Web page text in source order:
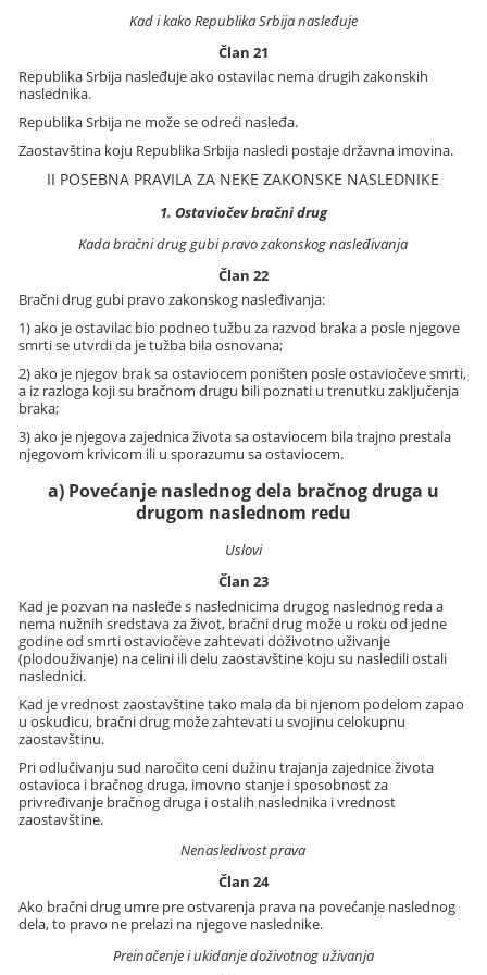
Kad i kako Republika Srbija nasleđuje
Član 21
Republika Srbija nasleđuje ako ostavilac nema drugih zakonskih
naslednika.
Republika Srbija ne može se odreći nasleđa.
Zaostavština koju Republika Srbija nasledi postaje državna imovina.
II POSEBNA PRAVILA ZA NEKE ZAKONSKE NASLEDNIKE
1. Ostaviočev bračni drug
Kada bračni drug gubi pravo zakonskog nasleđivanja
Član 22
Bračni drug gubi pravo zakonskog nasleđivanja:
1) ako je ostavilac bio podneo tužbu za razvod braka a posle njegove
smrti se utvrdi da je tužba bila osnovana;
2) ako je njegov brak sa ostaviocem poništen posle ostaviočeve smrti,
a iz razloga koji su bračnom drugu bili poznati u trenutku zaključenja
braka;
3) ako je njegova zajednica života sa ostaviocem bila trajno prestala
njegovom krivicom ili u sporazumu sa ostaviocem.
a) Povećanje naslednog dela bračnog druga u
drugom naslednom redu
Uslovi
Član 23
Kad je pozvan na nasleđe s naslednicima drugog naslednog reda a
nema nužnih sredstava za život, bračni drug može u roku od jedne
godine od smrti ostaviočeve zahtevati doživotno uživanje
(plodouživanje) na celini ili delu zaostavštine koju su nasledili ostali
naslednici.
Kad je vrednost zaostavštine tako mala da bi njenom podelom zapao
u oskudicu, bračni drug može zahtevati u svojinu celokupnu
zaostavštinu.
Pri odlučivanju sud naročito ceni dužinu trajanja zajednice života
ostavioca i bračnog druga, imovno stanje i sposobnost za
privređivanje bračnog druga i ostalih naslednika i vrednost
zaostavštine.
Nenasledivost prava
Član 24
Ako bračni drug umre pre ostvarenja prava na povećanje naslednog
dela, to pravo ne prelazi na njegove naslednike.
Preinačenje i ukidanje doživotnog uživanja